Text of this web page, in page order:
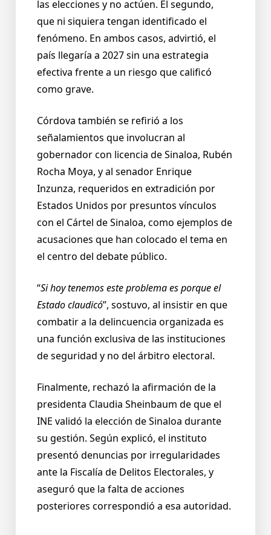
las elecciones y no actúen. El segundo,
que ni siquiera tengan identificado el
fenómeno. En ambos casos, advirtió, el
país llegaría a 2027 sin una estrategia
efectiva frente a un riesgo que calificó
como grave.
Córdova también se refirió a los
señalamientos que involucran al
gobernador con licencia de Sinaloa, Rubén
Rocha Moya, y al senador Enrique
Inzunza, requeridos en extradición por
Estados Unidos por presuntos vínculos
con el Cártel de Sinaloa, como ejemplos de
acusaciones que han colocado el tema en
el centro del debate público.
“Si hoy tenemos este problema es porque el
Estado claudicó”, sostuvo, al insistir en que
combatir a la delincuencia organizada es
una función exclusiva de las instituciones
de seguridad y no del árbitro electoral.
Finalmente, rechazó la afirmación de la
presidenta Claudia Sheinbaum de que el
INE validó la elección de Sinaloa durante
su gestión. Según explicó, el instituto
presentó denuncias por irregularidades
ante la Fiscalía de Delitos Electorales, y
aseguró que la falta de acciones
posteriores correspondió a esa autoridad.